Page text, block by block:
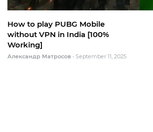
How to play PUBG Mobile
without VPN in India [100%
Working]
Александр Матросов • September 11, 2025